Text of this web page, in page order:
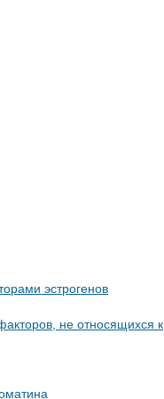
эстрогенов
не относящихся к